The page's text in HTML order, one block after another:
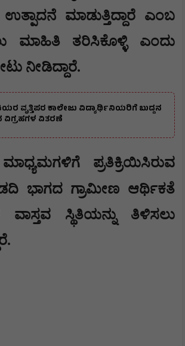
ಉತ್ಪಾದನೆ ಮಾಡುತ್ತಿದ್ದಾರೆ ಎಂಬ
ಮಾಹಿತಿ ತರಿಸಿಕೊಳ್ಳಿ ಎಂದು
ನೀಡಿದ್ದಾರೆ.
ವೃತ್ತಿಪರ ಕಾಲೇಜು ವಿದ್ಯಾರ್ಥಿನಿಯರಿಗೆ ಬುದ್ದನ
ವಿಗ್ರಹಗಳ ವಿತರಣೆ
ಪ್ರತಿಕ್ರಿಯಿಸಿರುವ
ಭಾಗದ ಗ್ರಾಮೀಣ ಆರ್ಥಿಕತೆ
ವಾಸ್ತವ ಸ್ಥಿತಿಯನ್ನು ತಿಳಿಸಲು